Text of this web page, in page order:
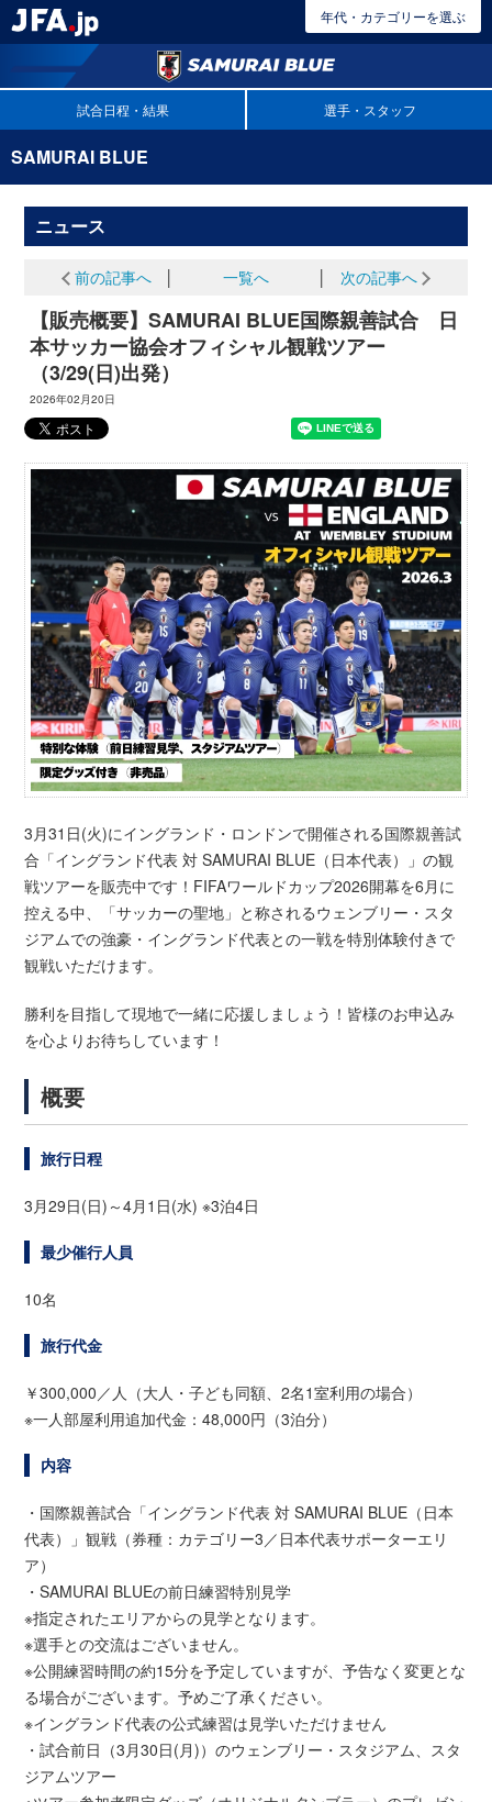
年代・カテゴリーを選ぶ
試合日程・結果 選手・スタッフ
SAMURAI BLUE
ニュース
前の記事へ 一覧へ 次の記事へ
【販売概要】SAMURAI BLUE国際親善試合 日
本サッカー協会オフィシャル観戦ツアー
（3/29(日)出発）
2026年02月20日
3月31日(火)にイングランド・ロンドンで開催される国際親善試
合「イングランド代表 対 SAMURAI BLUE（日本代表）」の観
戦ツアーを販売中です！FIFAワールドカップ2026開幕を6月に
控える中、「サッカーの聖地」と称されるウェンブリー・スタ
ジアムでの強豪・イングランド代表との一戦を特別体験付きで
観戦いただけます。
勝利を目指して現地で一緒に応援しましょう！皆様のお申込み
を心よりお待ちしています！
概要
旅行日程
3月29日(日)～4月1日(水) ※3泊4日
最少催行人員
10名
旅行代金
￥300,000／人（大人・子ども同額、2名1室利用の場合）
※一人部屋利用追加代金：48,000円（3泊分）
内容
・国際親善試合「イングランド代表 対 SAMURAI BLUE（日本
代表）」観戦（券種：カテゴリー3／日本代表サポーターエリ
ア）
・SAMURAI BLUEの前日練習特別見学
※指定されたエリアからの見学となります。
※選手との交流はございません。
※公開練習時間の約15分を予定していますが、予告なく変更とな
る場合がございます。予めご了承ください。
※イングランド代表の公式練習は見学いただけません
・試合前日（3月30日(月)）のウェンブリー・スタジアム、スタ
ジアムツアー